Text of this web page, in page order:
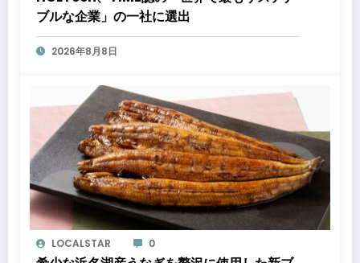
ブルな企業」の一社に選出
2026年8月8日
LOCALSTAR 0